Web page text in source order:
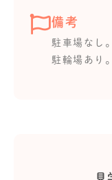
備考
駐車場なし。
駐輪場あり。
見